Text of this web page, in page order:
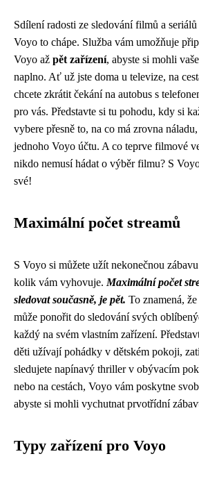
Sdílení radosti ze sledování filmů a
Voyo to chápe. Služba vám umožňuje
Voyo až pět zařízení, abyste si mohli
naplno. Ať už jste doma u televize, na
chcete zkrátit čekání na autobus s
pro vás. Představte si tu pohodu, kdy si
vybere přesně to, na co má zrovna
jednoho Voyo účtu. A co teprve filmové
nikdo nemusí hádat o výběr filmu? S
své!
Maximální počet streamů
S Voyo si můžete užít nekonečnou
kolik vám vyhovuje. Maximální počet
sledovat současně, je pět. To znamená,
může ponořit do sledování svých
každý na svém vlastním zařízení.
děti užívají pohádky v dětském pokoji,
sledujete napínavý thriller v obývacím
nebo na cestách, Voyo vám poskytne
abyste si mohli vychutnat prvotřídní
Typy zařízení pro Voyo